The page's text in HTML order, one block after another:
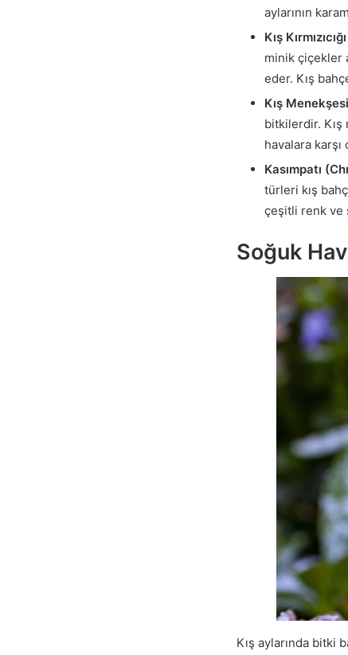
aylarının
Kış
minik çiçekler
eder. Kış
Kış
bitkilerdir.
havalara karşı
Kasımpatı
türleri kış
çeşitli renk ve
Soğuk
Kış aylarında bitki